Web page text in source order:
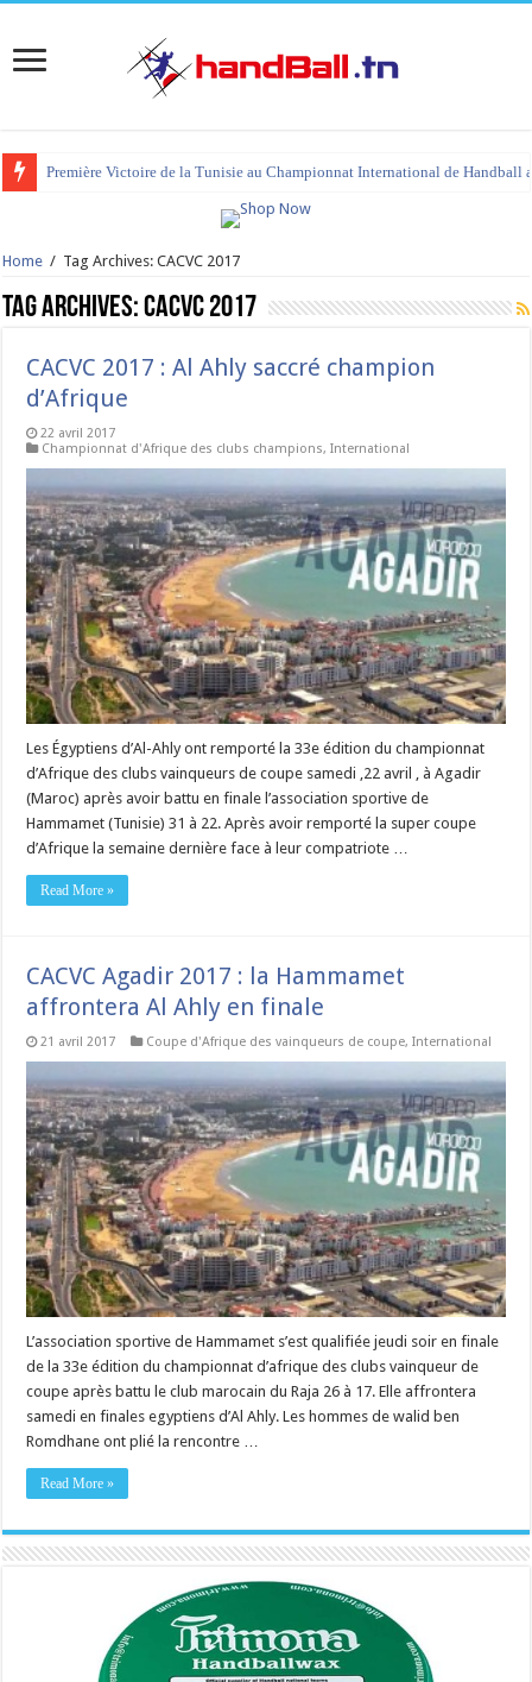
Première Victoire de la Tunisie au Championnat International de Handball
Home / Tag Archives: CACVC 2017
Tag Archives:CACVC 2017
CACVC 2017 : Al Ahly saccré champion
d’Afrique
22 avril 2017
Championnat d'Afrique des clubs champions,International
Les Égyptiens d’Al-Ahly ont remporté la 33e édition du championnat
d’Afrique des clubs vainqueurs de coupe samedi ,22 avril , à Agadir
(Maroc) après avoir battu en finale l’association sportive de
Hammamet (Tunisie) 31 à 22. Après avoir remporté la super coupe
d’Afrique la semaine dernière face à leur compatriote …
Read More »
CACVC Agadir 2017 : la Hammamet
affrontera Al Ahly en finale
21 avril 2017 Coupe d'Afrique des vainqueurs de coupe,International
L’association sportive de Hammamet s’est qualifiée jeudi soir en finale
de la 33e édition du championnat d’afrique des clubs vainqueur de
coupe après battu le club marocain du Raja 26 à 17. Elle affrontera
samedi en finales egyptiens d’Al Ahly. Les hommes de walid ben
Romdhane ont plié la rencontre …
Read More »